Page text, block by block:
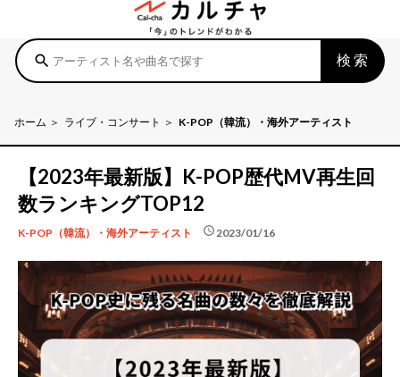
search 検索
ホーム ライブ・コンサート K-POP（韓流）・海外アーティスト
【2023年最新版】K-POP歴代MV再生回
数ランキングTOP12
K-POP（韓流）・海外アーティスト schedule 2023/01/16